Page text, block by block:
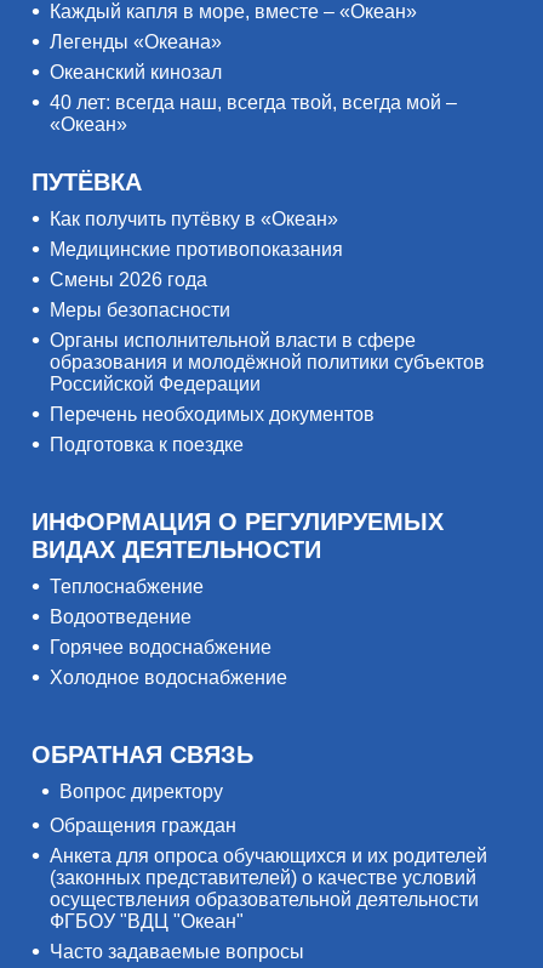
Каждый капля в море, вместе – «Океан»
Легенды «Океана»
Океанский кинозал
40 лет: всегда наш, всегда твой, всегда мой –
«Океан»
ПУТЁВКА
Как получить путёвку в «Океан»
Медицинские противопоказания
Смены 2026 года
Меры безопасности
Органы исполнительной власти в сфере
образования и молодёжной политики субъектов
Российской Федерации
Перечень необходимых документов
Подготовка к поездке
ИНФОРМАЦИЯ О РЕГУЛИРУЕМЫХ
ВИДАХ ДЕЯТЕЛЬНОСТИ
Теплоснабжение
Водоотведение
Горячее водоснабжение
Холодное водоснабжение
ОБРАТНАЯ СВЯЗЬ
Вопрос директору
Обращения граждан
Анкета для опроса обучающихся и их родителей
(законных представителей) о качестве условий
осуществления образовательной деятельности
ФГБОУ "ВДЦ "Океан"
Часто задаваемые вопросы